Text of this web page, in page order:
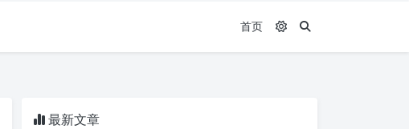
首页
最新文章